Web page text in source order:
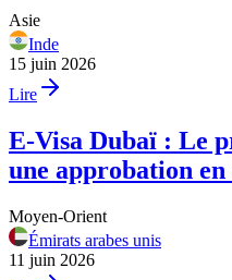
Asie
Inde
15 juin 2026
Lire
E-Visa Dubaï : Le
une approbation en
Moyen-Orient
Émirats arabes unis
11 juin 2026